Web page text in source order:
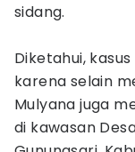
sidang.
Diketahui,
karena selain
Mulyana juga
di kawasan